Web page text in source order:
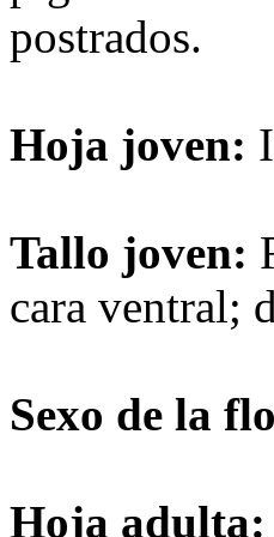
postrados.
Hoja joven:
Tallo joven:
cara ventral;
Sexo de la
Hoja adulta: